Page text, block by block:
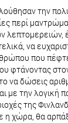
την
περί
λεπτομερειών,
να
που
φτάνοντας
να δώσεις
με την λογική
της
η χώρα, θα